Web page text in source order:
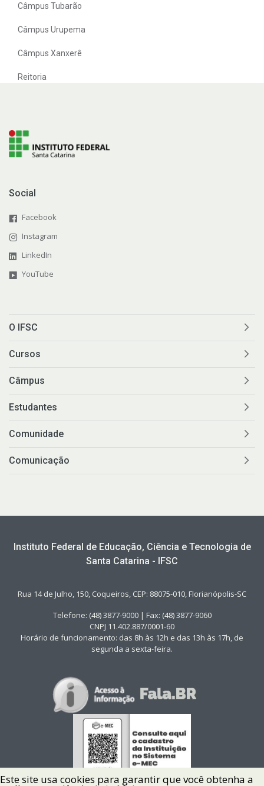
Câmpus Tubarão
Câmpus Urupema
Câmpus Xanxerê
Reitoria
Social
Facebook
Instagram
LinkedIn
YouTube
O IFSC
Cursos
Câmpus
Estudantes
Comunidade
Comunicação
Instituto Federal de Educação, Ciência e Tecnologia de
Santa Catarina - IFSC
Rua 14 de Julho, 150, Coqueiros, CEP: 88075-010, Florianópolis-SC
Telefone: (48) 3877-9000 | Fax: (48) 3877-9060
CNPJ 11.402.887/0001-60
Horário de funcionamento: das 8h às 12h e das 13h às 17h, de
segunda a sexta-feira.
Este site usa cookies para garantir que você obtenha a